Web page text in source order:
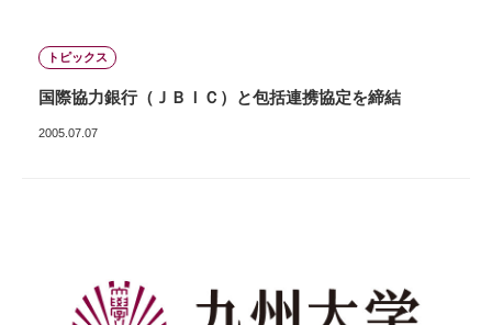
トピックス
国際協力銀行（ＪＢＩＣ）と包括連携協定を締結
2005.07.07